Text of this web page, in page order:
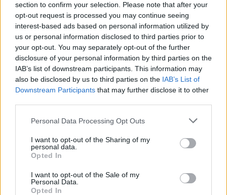
section to confirm your selection. Please note that after your
opt-out request is processed you may continue seeing
interest-based ads based on personal information utilized by
us or personal information disclosed to third parties prior to
your opt-out. You may separately opt-out of the further
disclosure of your personal information by third parties on the
IAB’s list of downstream participants. This information may
also be disclosed by us to third parties on the IAB’s List of
Downstream Participants that may further disclose it to other
Personal Data Processing Opt Outs
I want to opt-out of the Sharing of my
personal data.
Opted In
I want to opt-out of the Sale of my
Personal Data.
Opted In
POLECAMY TREŚCI Z KATEGORII